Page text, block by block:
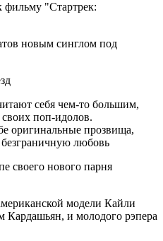
фильму "Стартрек:
новым синглом под
себя чем-то большим,
поп-идолов.
оригинальные прозвища,
любовь
своего нового парня
модели Кайли
и молодого рэпера